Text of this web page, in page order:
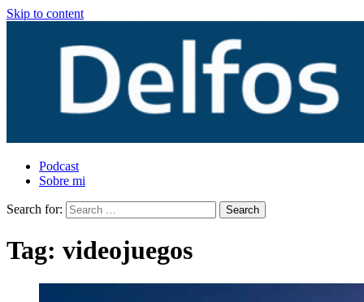
Skip to content
Podcast
Sobre mi
Search for:
Tag: videojuegos